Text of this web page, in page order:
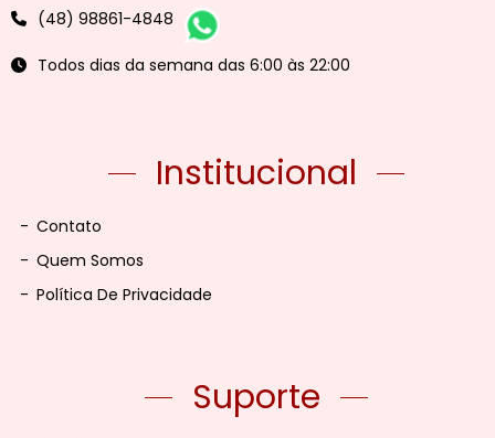
(48) 98861-4848
Todos dias da semana das 6:00 às 22:00
Institucional
- Contato
- Quem Somos
- Política De Privacidade
Suporte